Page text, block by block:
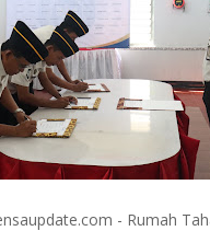
- Rumah